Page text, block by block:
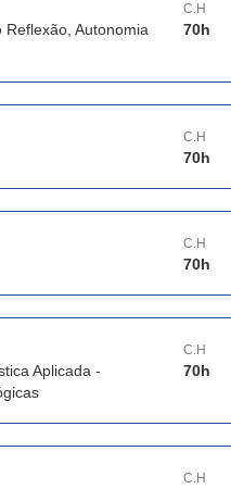
Reflexão, Autonomia
C.H
70h
C.H
70h
C.H
70h
Aplicada -
C.H
70h
C.H